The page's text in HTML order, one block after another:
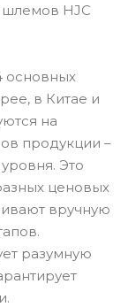
шлемов HJC
основных
в Китае и
на
продукции –
Это
ценовых
вручную
разумную